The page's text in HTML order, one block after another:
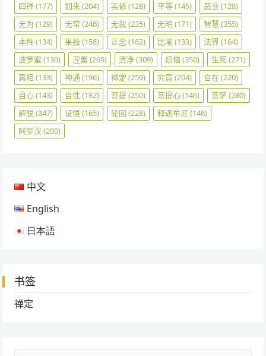
四禅(177) 如来(204) 实修(128) 平等(145) 恶业 (128)
无为 (129) 无常 (246) 无我(235) 无明 (171) 智慧 (355)
本性 (134) 果报 (158) 正念(162) 比喻(133) 法界(164)
波罗蜜 (130) 涅槃(269) 清净(309) 烦恼(350) 生死(271)
真相 (133) 神通 (196) 禅定 (259) 究竟(204) 自在(220)
自心(143) 自性 (182) 菩提(250) 菩提心(146) 菩萨(280)
解脱(347) 证悟(165) 轮回 (228) 释迦牟尼 (146)
阿罗汉 (200)
中文
English
日本語
书签
禅定